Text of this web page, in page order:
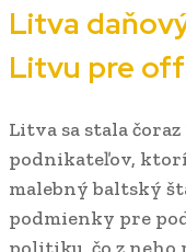
Litva
Litvu pre
Litva sa stala
podnikateľov,
malebný baltský
podmienky pre